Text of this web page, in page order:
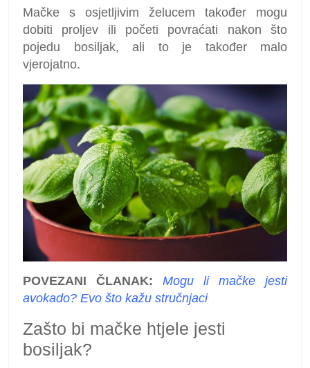
Mačke s osjetljivim želucem također mogu
dobiti proljev ili početi povraćati nakon što
pojedu bosiljak, ali to je također malo
vjerojatno.
POVEZANI ČLANAK:
Mogu li mačke jesti
avokado? Evo što kažu stručnjaci
Zašto bi mačke htjele jesti
bosiljak?